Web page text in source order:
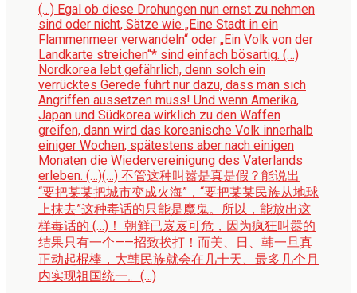
(…) Egal ob diese Drohungen nun ernst zu nehmen
sind oder nicht, Sätze wie „Eine Stadt in ein
Flammenmeer verwandeln“ oder „Ein Volk von der
Landkarte streichen“* sind einfach bösartig. (…)
Nordkorea lebt gefährlich, denn solch ein
verrücktes Gerede führt nur dazu, dass man sich
Angriffen aussetzen muss! Und wenn Amerika,
Japan und Südkorea wirklich zu den Waffen
greifen, dann wird das koreanische Volk innerhalb
einiger Wochen, spätestens aber nach einigen
Monaten die Wiedervereinigung des Vaterlands
erleben. (…)(…) 不管这种叫嚣是真是假？能说出
“要把某某把城市变成火海”，“要把某某民族从地球
上抹去”这种毒话的只能是魔鬼。所以，能放出这
样毒话的 (…)！ 朝鲜已岌岌可危，因为疯狂叫嚣的
结果只有一个——招致挨打！而美、日、韩一旦真
正动起棍棒，大韩民族就会在几十天、最多几个月
内实现祖国统一。(…)